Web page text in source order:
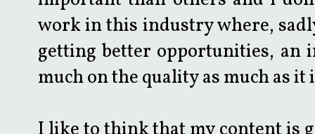
work in this industry where,
getting better opportunities, an
much on the quality as much as